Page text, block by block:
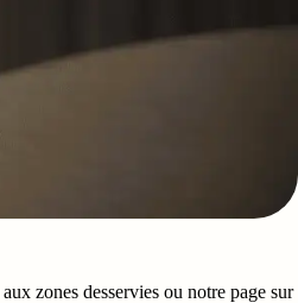
zones desservies ou notre page sur